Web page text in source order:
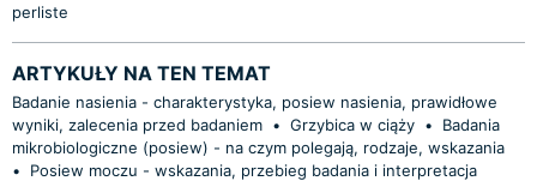
perliste
ARTYKUŁY NA TEN TEMAT
Badanie nasienia - charakterystyka, posiew nasienia, prawidłowe
wyniki, zalecenia przed badaniem • Grzybica w ciąży •
Badania
mikrobiologiczne (posiew) - na czym polegają, rodzaje, wskazania
•
Posiew moczu - wskazania, przebieg badania i interpretacja